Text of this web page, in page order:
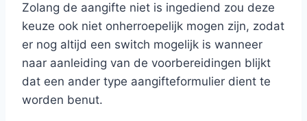
Zolang de aangifte niet is ingediend zou deze
keuze ook niet onherroepelijk mogen zijn, zodat
er nog altijd een switch mogelijk is wanneer
naar aanleiding van de voorbereidingen blijkt
dat een ander type aangifteformulier dient te
worden benut.